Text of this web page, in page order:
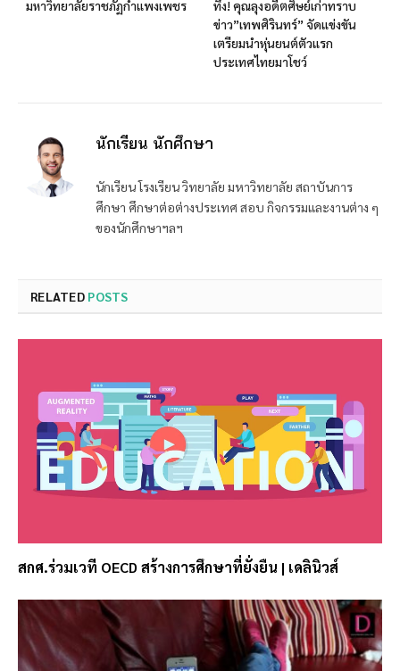
มหาวิทยาลัยราชภัฏกำแพงเพชร
ทึ่ง! คุณลุงอดีตศิษย์เก่าทราบ
ข่าว”เทพศิรินทร์” จัดแข่งขัน​
เตรียมนำหุ่นยนต์ตัวแรก
ประเทศไทยมาโชว์
นักเรียน นักศึกษา
นักเรียน โรงเรียน วิทยาลัย มหาวิทยาลัย สถาบันการ
ศึกษา ศึกษาต่อต่างประเทศ สอบ กิจกรรมและงานต่าง ๆ
ของนักศึกษาฯลฯ
RELATED POSTS
สกศ.ร่วมเวที OECD สร้างการศึกษาที่ยั่งยืน | เดลินิวส์